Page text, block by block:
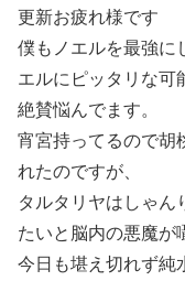
更新お疲れ様です
僕もノエルを最強に
エルにピッタリな可
絶賛悩んでます。
宵宮持ってるので胡
れたのですが、
タルタリヤはしゃん
たいと脳内の悪魔が
今日も堪え切れず純